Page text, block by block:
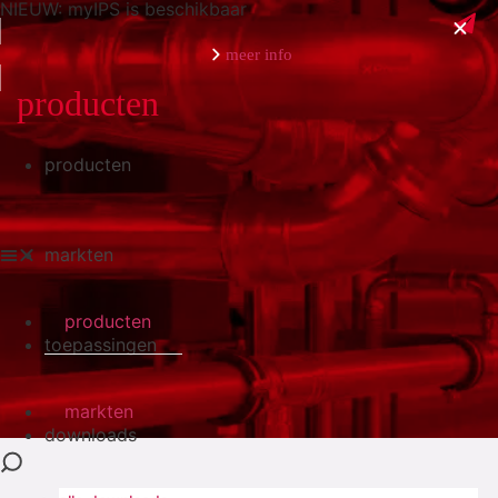
NIEUW: myIPS is beschikbaar
meer info
sluiten
producten
markten
toepassingen
downloads
producten
markten
producten